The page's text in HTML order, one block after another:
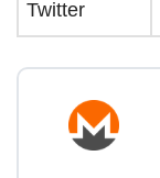
Twitter